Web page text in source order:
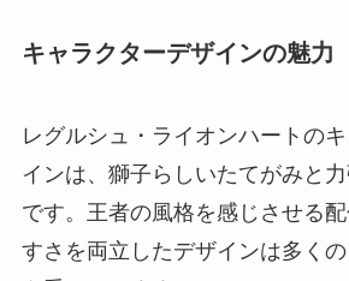
キャラクターデザインの魅力
レグルシュ・ライオンハートの
インは、獅子らしいたてがみと
です。王者の風格を感じさせる
すさを両立したデザインは多く